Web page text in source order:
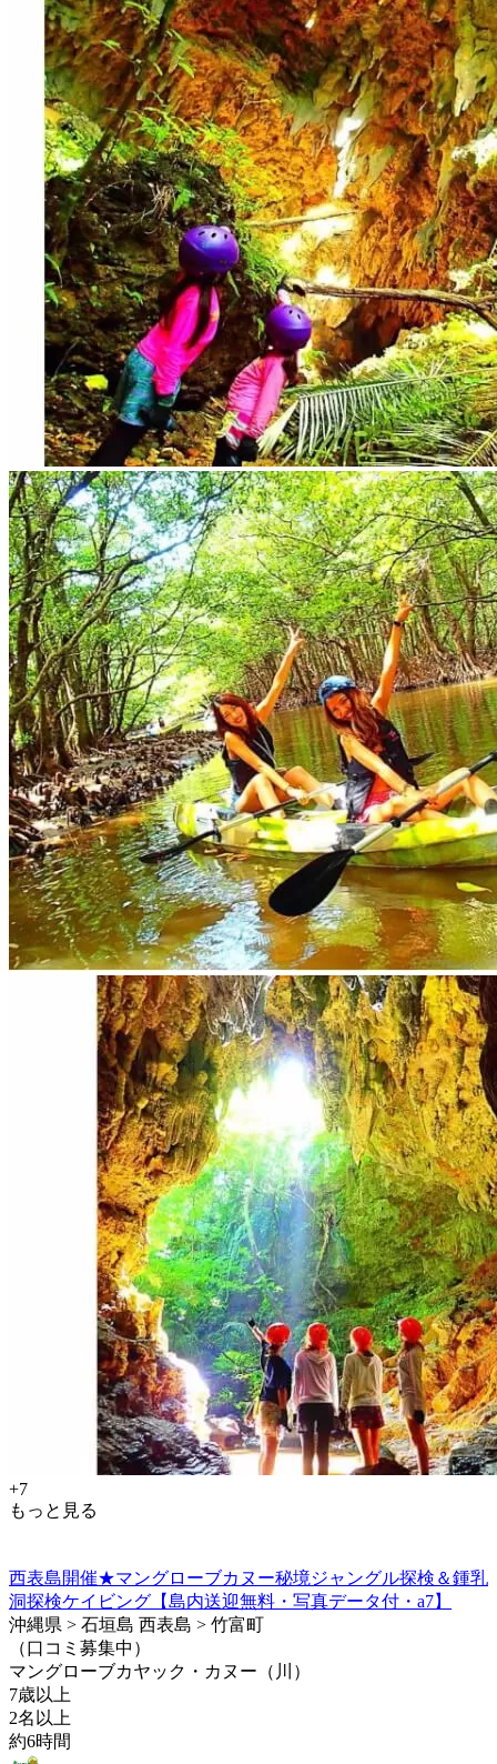
+7
もっと見る
西表島開催★マングローブカヌー秘境ジャングル探検＆鍾乳
洞探検ケイビング【島内送迎無料・写真データ付・a7】
沖縄県 > 石垣島 西表島 > 竹富町
（口コミ募集中）
マングローブカヤック・カヌー（川）
7歳以上
2名以上
約6時間